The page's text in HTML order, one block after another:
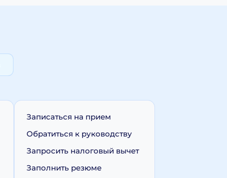
Записаться на прием
Обратиться к руководству
Запросить налоговый вычет
Заполнить резюме